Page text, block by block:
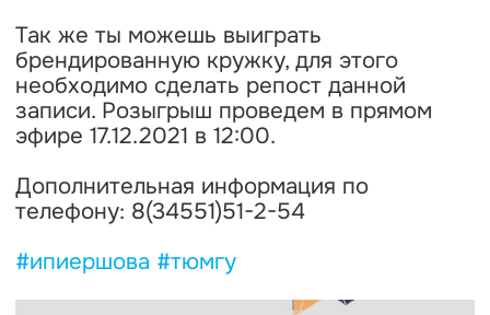
Так же ты можешь выиграть
брендированную кружку, для этого
необходимо сделать репост данной
записи. Розыгрыш проведем в прямом
эфире 17.12.2021 в 12:00.
Дополнительная информация по
телефону: 8(34551)51-2-54
#ипиершова #тюмгу